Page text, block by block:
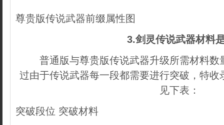
尊贵版传说武器前缀属性图
3.剑灵传说武器材料
普通版与尊贵版传说武器升级所需材料数
过由于传说武器每一段都需要进行突破，特
见下表：
突破段位 突破材料